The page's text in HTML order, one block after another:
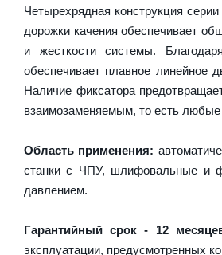
Четырехрядная конструкция
дорожки качения обеспечивает
и жесткости системы.
обеспечивает плавное линейное
Наличие фиксатора
взаимозаменяемым, то есть любые
Область применения:
станки с ЧПУ, шлифовальные и
давлением.
Гарантийный срок - 12
эксплуатации, предусмотренных